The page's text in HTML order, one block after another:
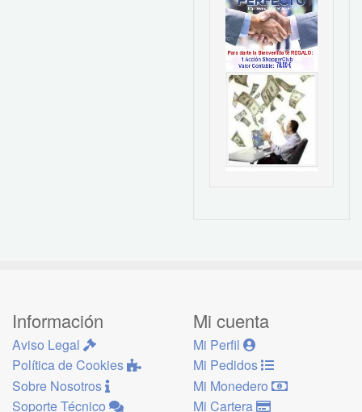
Información
Aviso Legal
Política de Cookies
Sobre Nosotros
Soporte Técnico
Mi cuenta
Mi Perfil
Mi Pedidos
Mi Monedero
Mi Cartera